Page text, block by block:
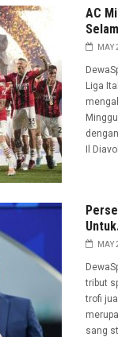
AC
MAY
Liga
Il
MAY
tribut
trofi
sang